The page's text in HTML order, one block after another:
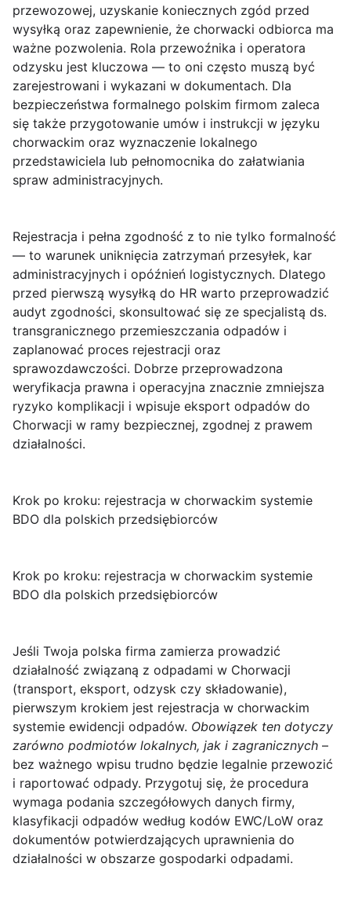
przewozowej, uzyskanie koniecznych zgód przed
wysyłką oraz zapewnienie, że chorwacki odbiorca ma
ważne pozwolenia. Rola przewoźnika i operatora
odzysku jest kluczowa — to oni często muszą być
zarejestrowani i wykazani w dokumentach. Dla
bezpieczeństwa formalnego polskim firmom zaleca
się także przygotowanie umów i instrukcji w języku
chorwackim oraz wyznaczenie lokalnego
przedstawiciela lub pełnomocnika do załatwiania
spraw administracyjnych.
Rejestracja i pełna zgodność z to nie tylko formalność
— to warunek uniknięcia zatrzymań przesyłek, kar
administracyjnych i opóźnień logistycznych. Dlatego
przed pierwszą wysyłką do HR warto przeprowadzić
audyt zgodności, skonsultować się ze specjalistą ds.
transgranicznego przemieszczania odpadów i
zaplanować proces rejestracji oraz
sprawozdawczości. Dobrze przeprowadzona
weryfikacja prawna i operacyjna znacznie zmniejsza
ryzyko komplikacji i wpisuje eksport odpadów do
Chorwacji w ramy bezpiecznej, zgodnej z prawem
działalności.
Krok po kroku: rejestracja w chorwackim systemie
BDO dla polskich przedsiębiorców
Krok po kroku: rejestracja w chorwackim systemie
BDO dla polskich przedsiębiorców
Jeśli Twoja polska firma zamierza prowadzić
działalność związaną z odpadami w Chorwacji
(transport, eksport, odzysk czy składowanie),
pierwszym krokiem jest rejestracja w chorwackim
systemie ewidencji odpadów. Obowiązek ten dotyczy
zarówno podmiotów lokalnych, jak i zagranicznych –
bez ważnego wpisu trudno będzie legalnie przewozić
i raportować odpady. Przygotuj się, że procedura
wymaga podania szczegółowych danych firmy,
klasyfikacji odpadów według kodów EWC/LoW oraz
dokumentów potwierdzających uprawnienia do
działalności w obszarze gospodarki odpadami.